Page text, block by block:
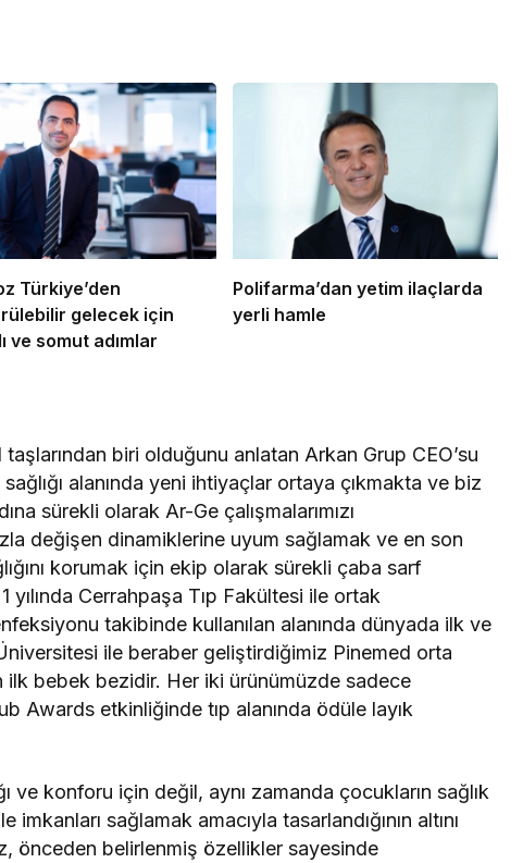
Türkiye’den
gelecek için
ve somut adımlar
Polifarma’dan yetim ilaçlarda
yerli hamle
biri olduğunu anlatan Arkan Grup CEO’su
alanında yeni ihtiyaçlar ortaya çıkmakta ve biz
sürekli olarak Ar-Ge çalışmalarımızı
değişen dinamiklerine uyum sağlamak ve en son
korumak için ekip olarak sürekli çaba sarf
Cerrahpaşa Tıp Fakültesi ile ortak
takibinde kullanılan alanında dünyada ilk ve
ile beraber geliştirdiğimiz Pinemed orta
ilk bebek bezidir. Her iki ürünümüzde sadece
Awards etkinliğinde tıp alanında ödüle layık
ve konforu için değil, aynı zamanda çocukların sağlık
sağlamak amacıyla tasarlandığının altını
önceden belirlenmiş özellikler sayesinde